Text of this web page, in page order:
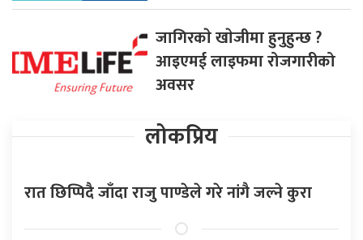
जागिरकाे खाेजीमा हुनुहुन्छ ?
आइएमई लाइफमा रोजगारीको
अवसर
लोकप्रिय
रात छिप्पिदै जाँदा राजु पाण्डेले गरे नांगै जल्ने कुरा